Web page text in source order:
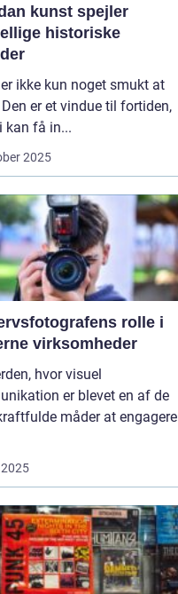
kunst spejler
historiske
ikke kun noget smukt at
er et vindue til fortiden,
kan få in...
2025
rolle i
virksomheder
hvor visuel
er blevet en af de
måder at engagere